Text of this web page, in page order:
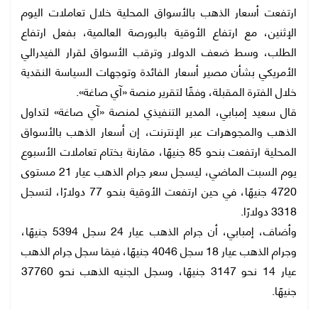
ارتفعت أسعار الذهب بالأسواق المحلية خلال تعاملات اليوم
الإثنين، مع ارتفاع الأوقية بالبورصة العالمية، بفعل ارتفاع
الطلب، وسط ضعف الدولار وترقب الأسواق لقرار الفيدرالي
الأمريكي بشأن مصير أسعار الفائدة وتوجهات السياسة النقدية
خلال الفترة المقبلة، وفقًا لتقرير منصة «آي صاغة».
قال سعيد إمبابي، المدير التنفيذي لمنصة «آي صاغة» لتداول
الذهب والمجوهرات عبر الإنترنت، إن أسعار الذهب بالأسواق
المحلية ارتفعت بنحو 85 جنيهًا، مقارنة بختام تعاملات الأسبوع
يوم السبت الماضي، ليسجل سعر جرام الذهب عيار 21 مستوى
4720 جنيهًا، في حين ارتفعت الأوقية بنحو 77 دولارًا، لتسجل
3318 دولارًا.
وأضاف، إمبابي، أن جرام الذهب عيار 24 سجل 5394 جنيهًا،
وجرام الذهب عيار 18 سجل 4046 جنيهًا، فيمَا سجل جرام الذهب
عيار 14 نحو 3147 جنيهًا، وسجل الجنيه الذهب نحو 37760
جنيهًا.